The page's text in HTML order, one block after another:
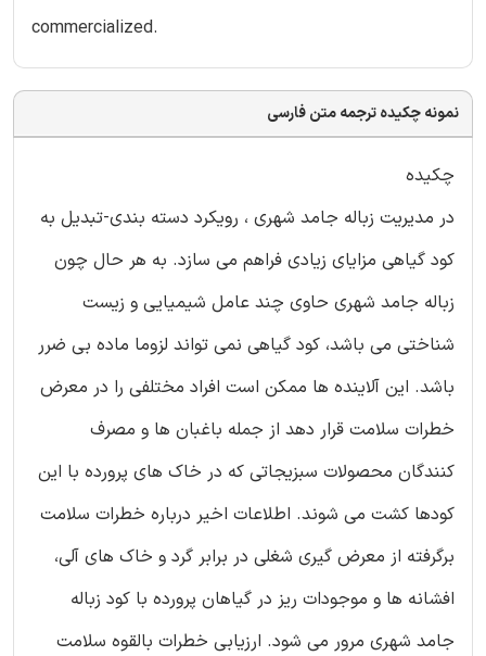
commercialized.
نمونه چکیده ترجمه متن فارسی
چکیده
در مدیریت زباله جامد شهری ، رویکرد دسته بندی-تبدیل به
کود گیاهی مزایای زیادی فراهم می سازد. به هر حال چون
زباله جامد شهری حاوی چند عامل شیمیایی و زیست
شناختی می باشد، کود گیاهی نمی تواند لزوما ماده بی ضرر
باشد. این آلاینده ها ممکن است افراد مختلفی را در معرض
خطرات سلامت قرار دهد از جمله باغبان ها و مصرف
کنندگان محصولات سبزیجاتی که در خاک های پرورده با این
کودها کشت می شوند. اطلاعات اخیر درباره خطرات سلامت
برگرفته از معرض گیری شغلی در برابر گرد و خاک های آلی،
افشانه ها و موجودات ریز در گیاهان پرورده با کود زباله
جامد شهری مرور می شود. ارزیابی خطرات بالقوه سلامت